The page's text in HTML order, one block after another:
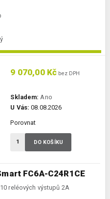
FC6A-C24R1CE
reléových výstupů 2A
9 070,00 Kč bez DPH
Skladem: Ano
U Vás: 08.08.2026
Porovnat
DO KOŠÍKU